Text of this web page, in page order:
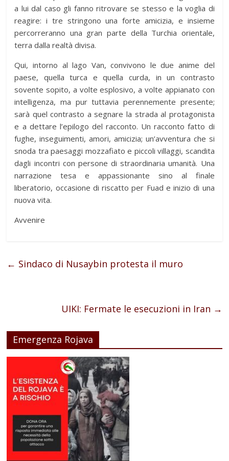
a lui dal caso gli fanno ritrovare se stesso e la voglia di
reagire: i tre stringono una forte amicizia, e insieme
percorreranno una gran parte della Turchia orientale,
terra dalla realtà divisa.
Qui, intorno al lago Van, convivono le due anime del
paese, quella turca e quella curda, in un contrasto
sovente sopito, a volte esplosivo, a volte appianato con
intelligenza, ma pur tuttavia perennemente presente;
sarà quel contrasto a segnare la strada al protagonista
e a dettare l’epilogo del racconto. Un racconto fatto di
fughe, inseguimenti, amori, amicizia; un’avventura che si
snoda tra paesaggi mozzafiato e piccoli villaggi, scandita
dagli incontri con persone di straordinaria umanità. Una
narrazione tesa e appassionante sino al finale
liberatorio, occasione di riscatto per Fuad e inizio di una
nuova vita.
Avvenire
← Sindaco di Nusaybin protesta il muro
UIKI: Fermate le esecuzioni in Iran →
Emergenza Rojava